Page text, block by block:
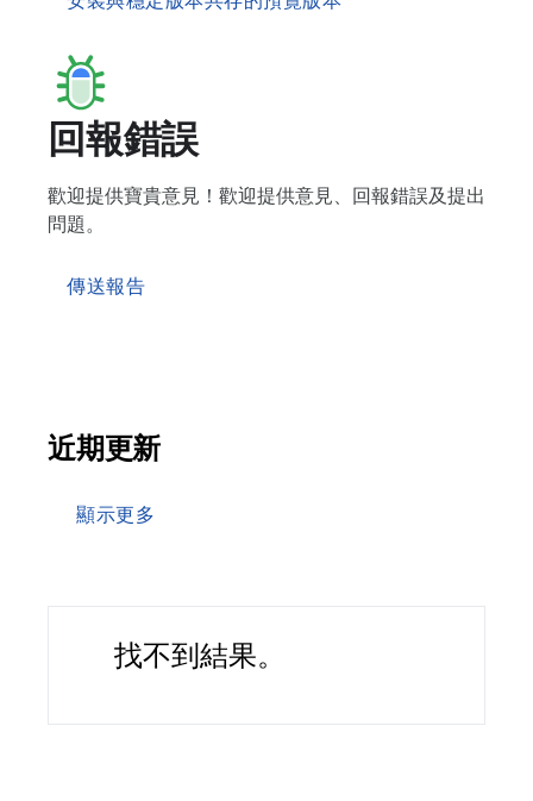
回報錯誤
歡迎提供寶貴意見！歡迎提供意見、回報錯誤及提出
問題。
傳送報告
近期更新
顯示更多
找不到結果。